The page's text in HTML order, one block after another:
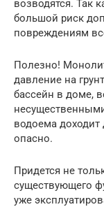
возводятся. Так
большой риск
повреждениям
Полезно!
давление на
бассейн в доме,
водоема доходит
опасно.
Придется не
существующего
уже